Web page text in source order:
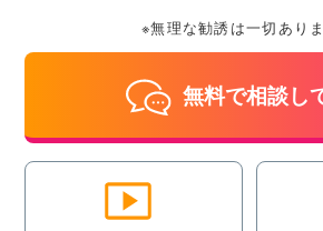
※無理な勧誘は一切あり
無料で相談し